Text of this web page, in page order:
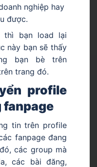
nghiệp hay
được.
thì bạn load lại
này bạn sẽ thấy
bạn bè trên
trang đó.
profile
fanpage
tin trên profile
fanpage đang
các group mà
các bài đăng,